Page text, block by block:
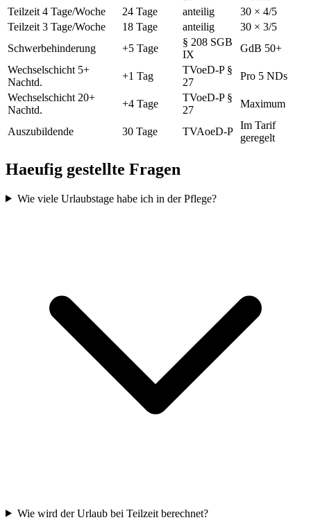
Teilzeit 4 Tage/Woche
24 Tage anteilig
30 × 4/5
Teilzeit 3 Tage/Woche
18 Tage anteilig
30 × 3/5
Schwerbehinderung
+5 Tage
§ 208 SGB
IX
GdB 50+
Wechselschicht 5+
Nachtd.
+1 Tag
TVoeD-P §
27
Pro 5 NDs
Wechselschicht 20+
Nachtd.
+4 Tage
TVoeD-P §
27
Maximum
Auszubildende 30 Tage TVAoeD-P
Im Tarif
geregelt
Haeufig gestellte Fragen
Wie viele Urlaubstage habe ich in der Pflege?
Wie wird der Urlaub bei Teilzeit berechnet?